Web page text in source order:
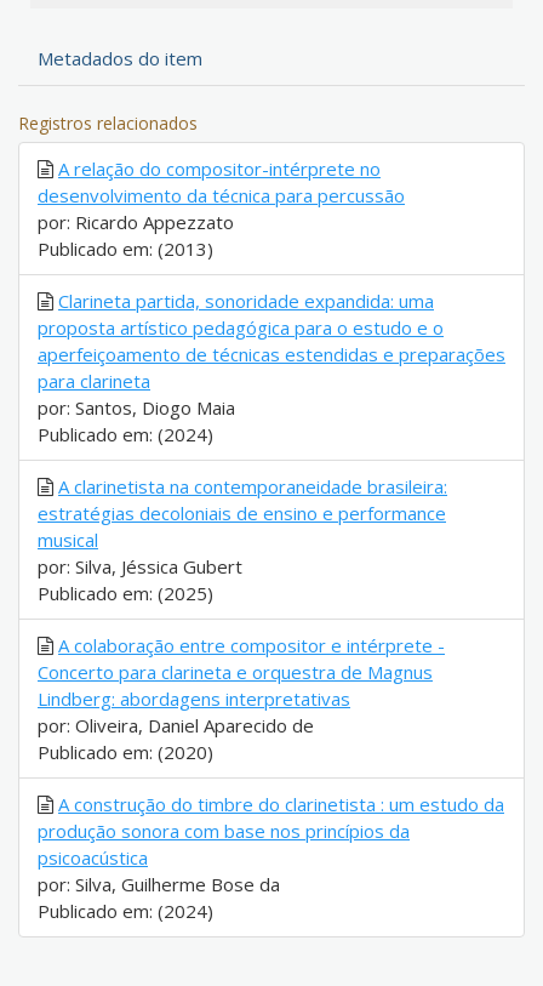
Metadados do item
Registros relacionados
A relação do compositor-intérprete no
desenvolvimento da técnica para percussão
por: Ricardo Appezzato
Publicado em: (2013)
Clarineta partida, sonoridade expandida: uma
proposta artístico pedagógica para o estudo e o
aperfeiçoamento de técnicas estendidas e preparações
para clarineta
por: Santos, Diogo Maia
Publicado em: (2024)
A clarinetista na contemporaneidade brasileira:
estratégias decoloniais de ensino e performance
musical
por: Silva, Jéssica Gubert
Publicado em: (2025)
A colaboração entre compositor e intérprete -
Concerto para clarineta e orquestra de Magnus
Lindberg: abordagens interpretativas
por: Oliveira, Daniel Aparecido de
Publicado em: (2020)
A construção do timbre do clarinetista : um estudo da
produção sonora com base nos princípios da
psicoacústica
por: Silva, Guilherme Bose da
Publicado em: (2024)